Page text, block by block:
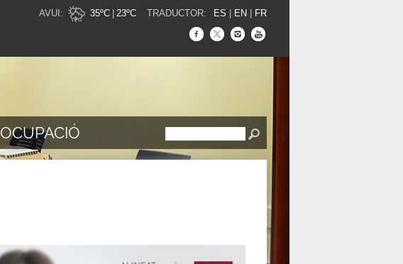
AVUI: 35ºC 23ºC TRADUCTOR: ES EN FR
OCUPACIÓ